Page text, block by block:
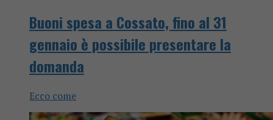
Buoni spesa a Cossato, fino al 31
gennaio è possibile presentare la
domanda
Ecco come